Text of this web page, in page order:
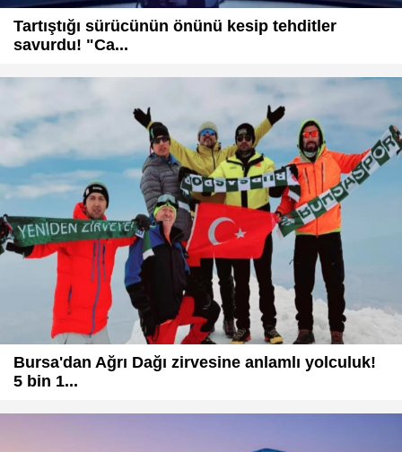
Tartıştığı sürücünün önünü kesip tehditler
savurdu! "Ca...
Bursa'dan Ağrı Dağı zirvesine anlamlı yolculuk!
5 bin 1...